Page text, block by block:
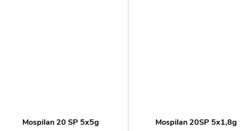
Mospilan 20 SP 5x5g Mospilan 20SP 5x1,8g